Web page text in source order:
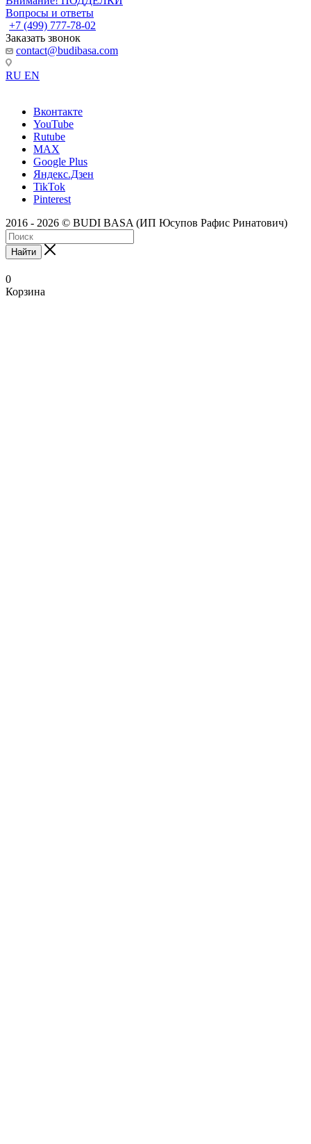
Вопросы и ответы
+7 (499) 777-78-02
Заказать звонок
contact@budibasa.com
RU EN
Вконтакте
YouTube
Rutube
MAX
Google Plus
Яндекс.Дзен
TikTok
Pinterest
2016 - 2026 © BUDI BASA (ИП Юсупов Рафис Ринатович)
Найти
0
Корзина